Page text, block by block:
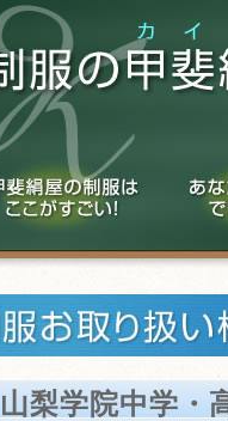
山梨学院中学・